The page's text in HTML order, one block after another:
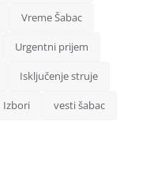
Vreme Šabac
Urgentni prijem
Isključenje struje
Izbori vesti šabac